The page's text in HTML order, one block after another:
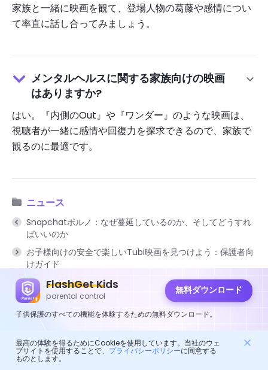
家族と一緒に映画を観て、登場人物の葛藤や感情につい
て率直に話し合ってみましょう。
メンタルヘルスに関する家族向けの映画
はありますか?
はい。『内側のOut』や『ワンダー』のような映画は、
視聴者が一緒に感情や回復力を探求できるので、家族で
観るのに最適です。
ニュース
Snapchatポルノ：なぜ蔓延しているのか、そしてどうすれ
ばいいのか
お子様向けの安全で楽しいTubi映画を見つけよう：保護者向
けガイド
無料ダウンロード。シンプルなセットアップ。
信頼できる保護。
FlashGet Kids
parental control
無料ダウンロード
子供保護のすべての機能を体験するための無料ダウンロード。
最高の体験を得るためにCookieを使用しています。当社のウェ
ブサイトを使用することで、 プライバシーポリシーに同意する
ものとします。